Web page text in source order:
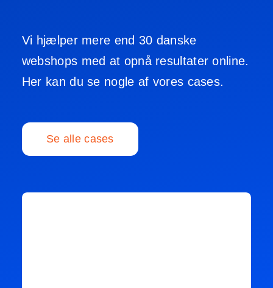
Vi hjælper mere end 30 danske
webshops med at opnå resultater online.
Her kan du se nogle af vores cases.
Se alle cases